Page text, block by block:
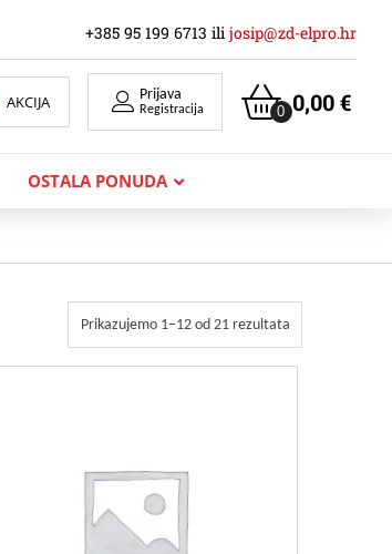
+385 95 199 6713 ili josip@zd-elpro.hr
AKCIJA Prijava
Registracija 0,00€
0
OSTALA PONUDA
MREŽNI LAN KABELI
KOAKSIJALNI KABELI
ZVUČNIČKI KABEL
Prikazujemo 1–12 od 21 rezultata